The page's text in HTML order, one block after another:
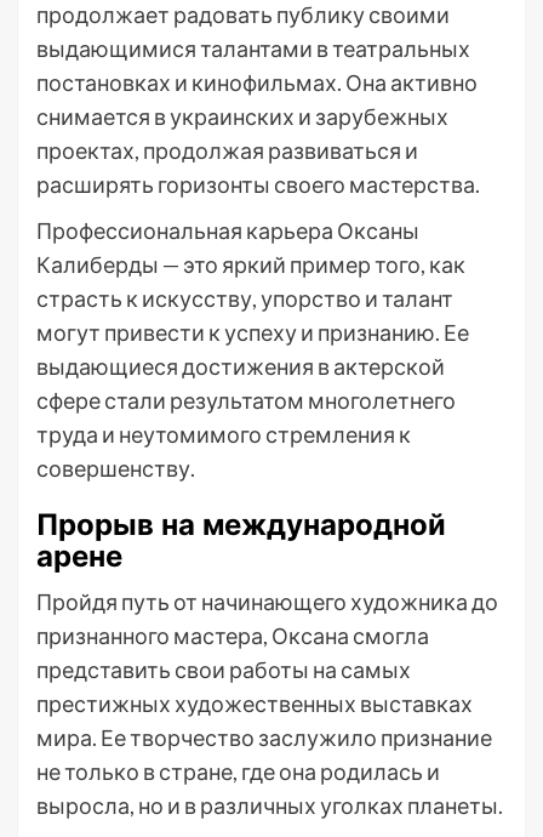
продолжает радовать публику своими
выдающимися талантами в театральных
постановках и кинофильмах. Она активно
снимается в украинских и зарубежных
проектах, продолжая развиваться и
расширять горизонты своего мастерства.
Профессиональная карьера Оксаны
Калиберды — это яркий пример того, как
страсть к искусству, упорство и талант
могут привести к успеху и признанию. Ее
выдающиеся достижения в актерской
сфере стали результатом многолетнего
труда и неутомимого стремления к
совершенству.
Прорыв на международной
арене
Пройдя путь от начинающего художника до
признанного мастера, Оксана смогла
представить свои работы на самых
престижных художественных выставках
мира. Ее творчество заслужило признание
не только в стране, где она родилась и
выросла, но и в различных уголках планеты.